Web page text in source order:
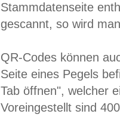
Stammdatenseite
gescannt, so wird
QR-Codes können
Seite eines Pegels
Tab öffnen", welcher
Voreingestellt sind